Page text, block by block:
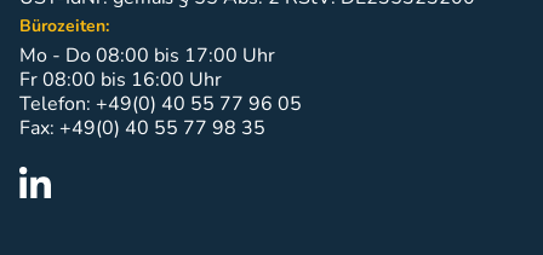
Bürozeiten:
Mo - Do 08:00 bis 17:00 Uhr
Fr 08:00 bis 16:00 Uhr
Telefon: +49(0) 40 55 77 96 05
Fax: +49(0) 40 55 77 98 35